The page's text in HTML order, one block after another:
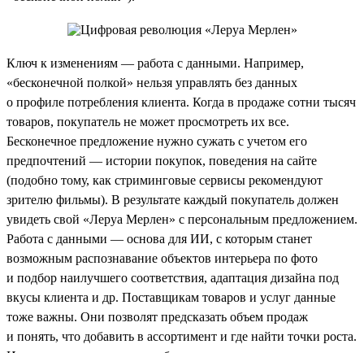
Ключ к изменениям — работа с данными. Например,
«бесконечной полкой» нельзя управлять без данных
о профиле потребления клиента. Когда в продаже сотни тысяч
товаров, покупатель не может просмотреть их все.
Бесконечное предложение нужно сужать с учетом его
предпочтений — истории покупок, поведения на сайте
(подобно тому, как стриминговые сервисы рекомендуют
зрителю фильмы). В результате каждый покупатель должен
увидеть свой «Леруа Мерлен» с персональным предложением.
Работа с данными — основа для ИИ, с которым станет
возможным распознавание объектов интерьера по фото
и подбор наилучшего соответствия, адаптация дизайна под
вкусы клиента и др. Поставщикам товаров и услуг данные
тоже важны. Они позволят предсказать объем продаж
и понять, что добавить в ассортимент и где найти точки роста.